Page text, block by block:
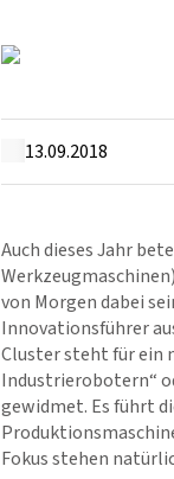
13.09.2018
Auch dieses Jahr
von Morgen dabei
Innovationsführer
Cluster steht für ein
Industrierobotern“
gewidmet. Es führt
Fokus stehen